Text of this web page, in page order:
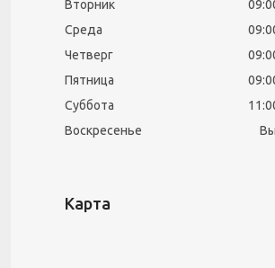
Вторник
Среда
Четверг
Пятница
Суббота
Воскресенье
Карта